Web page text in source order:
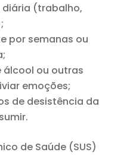
(trabalho,
por semanas ou
álcool ou outras
emoções;
de desistência da
de Saúde (SUS)